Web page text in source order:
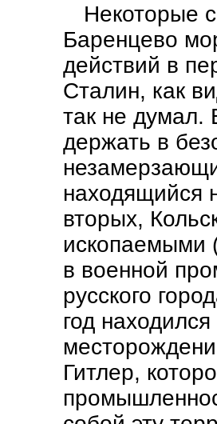
Некоторые
Баренцево
действий в
Сталин, как
так не думал.
держать в
находящийся
вторых,
ископаемыми
в военной
русского
год
Гитлер,